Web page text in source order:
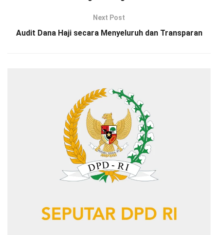
Next Post
Audit Dana Haji secara Menyeluruh dan Transparan